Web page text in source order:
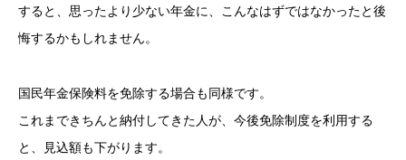
すると、思ったより少ない年金に、こんなはずではなかったと後
悔するかもしれません。
国民年金保険料を免除する場合も同様です。
これまできちんと納付してきた人が、今後免除制度を利用する
と、見込額も下がります。